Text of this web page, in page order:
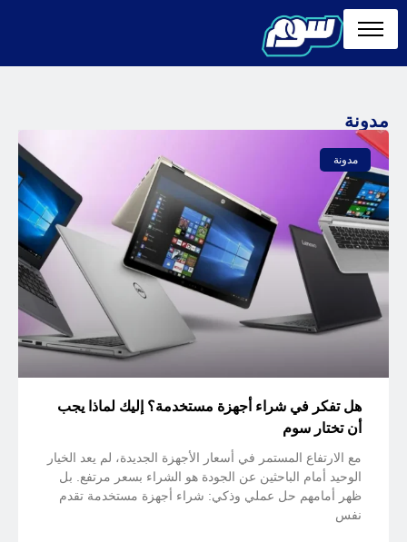
مدونة
مدونة
هل تفكر في شراء أجهزة مستخدمة؟ إليك لماذا يجب
أن تختار سوم
مع الارتفاع المستمر في أسعار الأجهزة الجديدة، لم يعد الخيار
الوحيد أمام الباحثين عن الجودة هو الشراء بسعر مرتفع. بل
ظهر أمامهم حل عملي وذكي: شراء أجهزة مستخدمة تقدم
نفس